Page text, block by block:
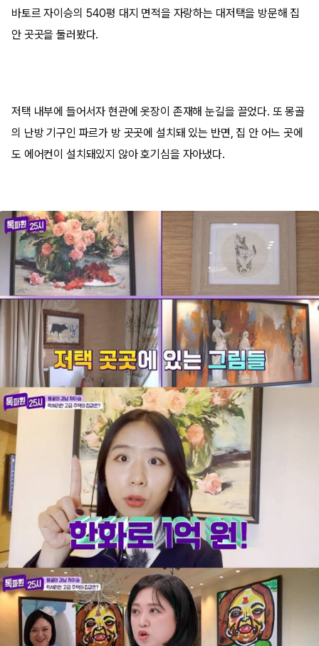
바토르 자이승의 540평 대지 면적을 자랑하는 대저택을 방문해 집
안 곳곳을 둘러봤다.
저택 내부에 들어서자 현관에 옷장이 존재해 눈길을 끌었다. 또 몽골
의 난방 기구인 파르가 방 곳곳에 설치돼 있는 반면, 집 안 어느 곳에
도 에어컨이 설치돼있지 않아 호기심을 자아냈다.